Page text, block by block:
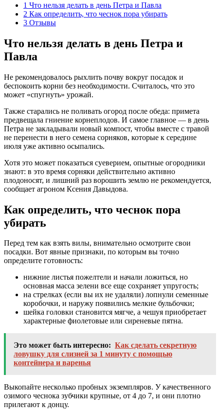
1 Что нельзя делать в день Петра и Павла
2 Как определить, что чеснок пора убирать
3 Отзывы
Что нельзя делать в день Петра и
Павла
Не рекомендовалось рыхлить почву вокруг посадок и
беспокоить корни без необходимости. Считалось, что это
может «спугнуть» урожай.
Также старались не поливать огород после обеда: примета
предвещала гниение корнеплодов. И самое главное — в день
Петра не закладывали новый компост, чтобы вместе с травой
не перенести в него семена сорняков, которые к середине
июля уже активно осыпались.
Хотя это может показаться суеверием, опытные огородники
знают: в это время сорняки действительно активно
плодоносят, и лишний раз ворошить землю не рекомендуется,
сообщает агроном Ксения Давыдова.
Как определить, что чеснок пора
убирать
Перед тем как взять вилы, внимательно осмотрите свои
посадки. Вот явные признаки, по которым вы точно
определите готовность:
нижние листья пожелтели и начали ложиться, но
основная масса зелени все еще сохраняет упругость;
на стрелках (если вы их не удаляли) лопнули семенные
коробочки, и наружу появились мелкие бульбочки;
шейка головки становится мягче, а чешуя приобретает
характерные фиолетовые или сиреневые пятна.
Это может быть интересно: Как сделать секретную
ловушку для слизней за 1 минуту с помощью
контейнера и варенья
Выкопайте несколько пробных экземпляров. У качественного
озимого чеснока зубчики крупные, от 4 до 7, и они плотно
прилегают к донцу.